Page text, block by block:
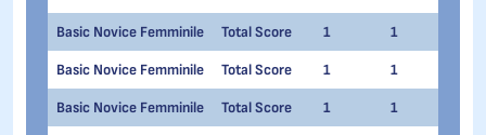
Basic Novice Femminile Total Score 1 1
Basic Novice Femminile Total Score 1 1
Basic Novice Femminile Total Score 1 1